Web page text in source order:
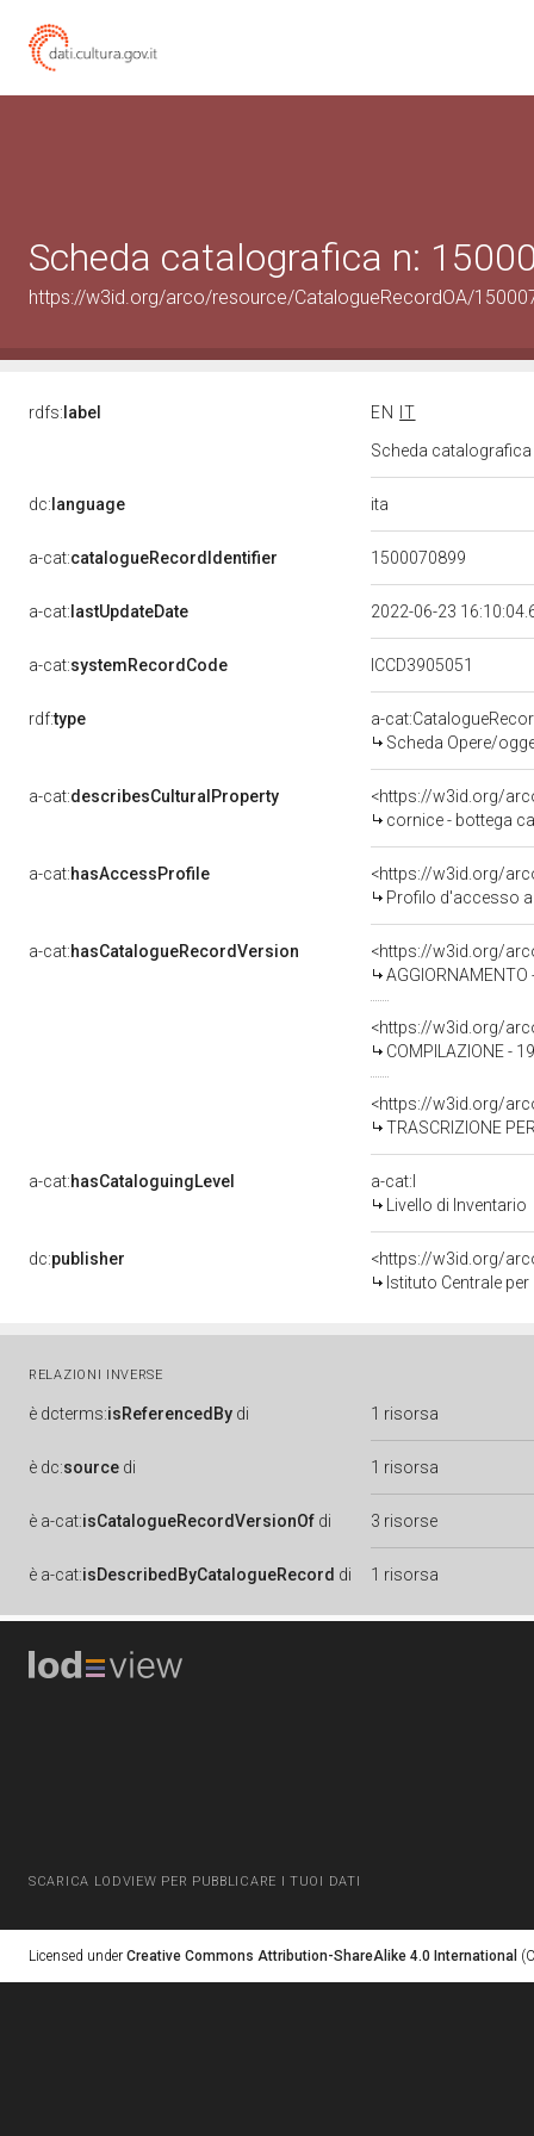
Scheda catalografica n:
https://w3id.org/arco/resource/CatalogueRecordOA/
rdfs: label EN
IT
Scheda
dc: language ita
a-cat:catalogueRecordIdentifier 1500070899
a-cat: lastUpdateDate 2022-06-23
a-cat:systemRecordCode ICCD3905051
rdf:type
a-
Scheda Opere/
a-cat:describesCulturalProperty
<https://w3id.org/
cornice - bottega
a-cat:hasAccessProfile
<https://w3id.org/
Profilo d'accesso
a-cat:hasCatalogueRecordVersion
<https://w3id.org/
<https://w3id.org/
COMPILAZIONE -
<https://w3id.org/
TRASCRIZIONE
a-cat:hasCataloguingLevel
a-cat:I
Livello di Inventario
dc:publisher
<https://w3id.org/
Istituto Centrale
RELAZIONI INVERSE
è dcterms:isReferencedBy di 1 risorsa
è dc:source di 1 risorsa
è a-cat:isCatalogueRecordVersionOf di 3 risorse
è a-cat:isDescribedByCatalogueRecord di 1 risorsa
SCARICA LODVIEW PER PUBBLICARE I TUOI DATI
Licensed under Creative Commons Attribution-ShareAlike 4.0 International